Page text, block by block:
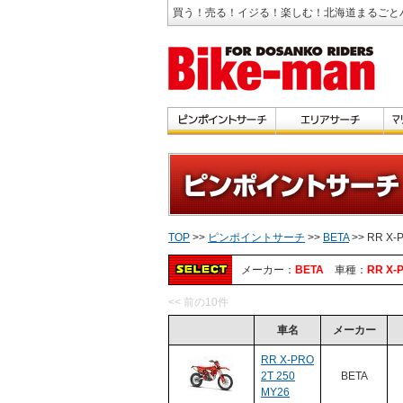
買う！売る！イジる！楽しむ！北海道まるごと
TOP >> ピンポイントサーチ >> BETA>> RR X-
メーカー： BETA 車種： RR X-
<< 前の10件
車名 メーカー
RR X-PRO
2T 250
MY26
BETA